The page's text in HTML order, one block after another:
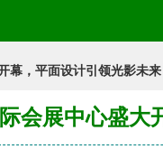
幕，平面设计引领光影未来
会展中心盛大